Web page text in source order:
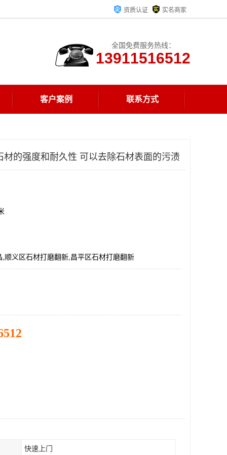
资质认证 实名商家
全国免费服务热线：
13911516512
客户案例 联系方式
材的强度和耐久性 可以去除石材表面的污渍
,顺义区石材打磨翻新,昌平区石材打磨翻新
快速上门